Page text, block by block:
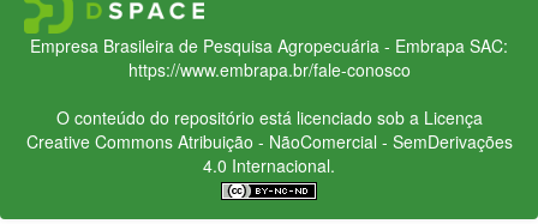
Empresa Brasileira de Pesquisa Agropecuária - Embrapa SAC:
https://www.embrapa.br/fale-conosco
O conteúdo do repositório está licenciado sob a Licença
Creative CommonsAtribuição - NãoComercial - SemDerivações
4.0 Internacional.